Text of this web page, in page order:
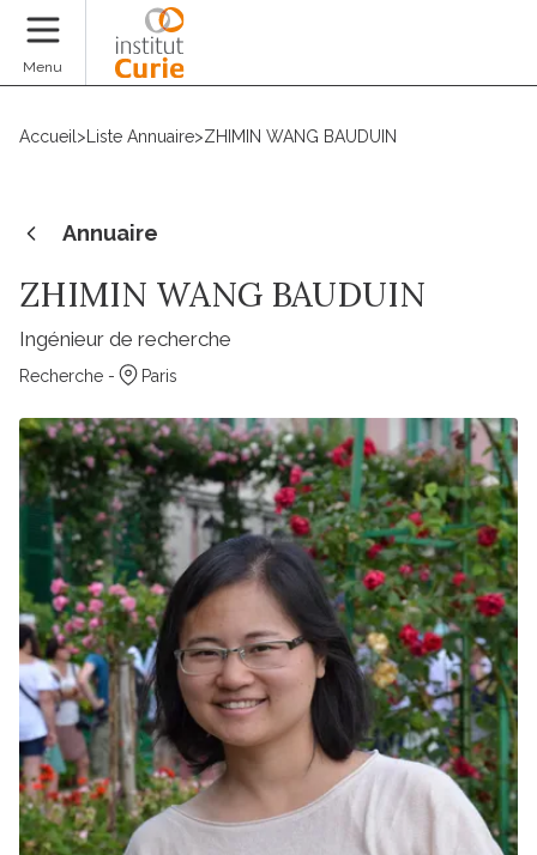
Menu
Accueil > Liste Annuaire>ZHIMIN WANG BAUDUIN
Annuaire
ZHIMIN WANG BAUDUIN
Ingénieur de recherche
Recherche - Paris